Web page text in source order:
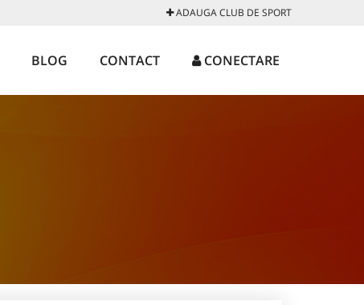
ADAUGA CLUB DE SPORT
BLOG CONTACT CONECTARE